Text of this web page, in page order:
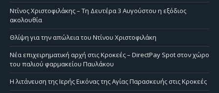
Ντίνος Χριστοφιλάκης – Τη Δευτέρα 3 Αυγούστου η εξόδιος
ακολουθία
Θλίψη για την απώλεια του Ντίνου Χριστοφιλάκη
Νέα επιχειρηματική αρχή στις Κροκεές – DirectPay Spot στον χώρο
του παλιού φαρμακείου Παυλάκου
Η λιτάνευση της Ιερής Εικόνας της Αγίας Παρασκευής στις Κροκεές